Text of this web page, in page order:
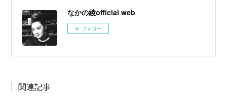
なかの綾official web
フォロー
関連記事